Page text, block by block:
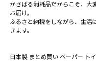
かさばる消耗品だからこそ、大
お届け。
ふるさと納税をしながら、生活
きます。
日本製 まとめ買い ペーパー ト